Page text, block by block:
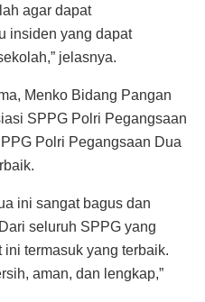
agar dapat
insiden yang dapat
jelasnya.
Menko Bidang Pangan
SPPG Polri Pegangsaan
Polri Pegangsaan Dua
ini sangat bagus dan
seluruh SPPG yang
termasuk yang terbaik.
aman, dan lengkap,”